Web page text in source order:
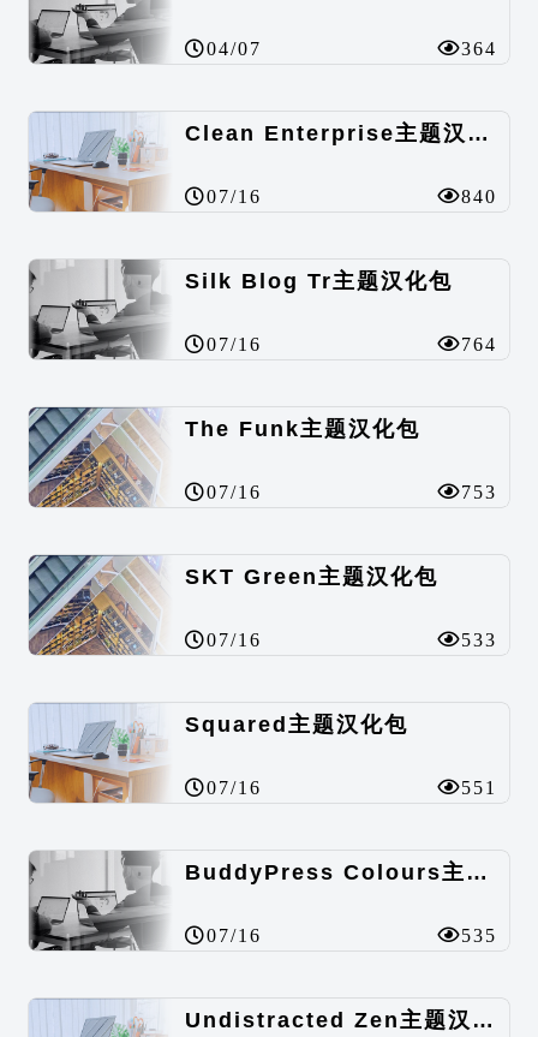
04/07 364
Clean Enterprise主题汉化包
07/16 840
Silk Blog Tr主题汉化包
07/16 764
The Funk主题汉化包
07/16 753
SKT Green主题汉化包
07/16 533
Squared主题汉化包
07/16 551
BuddyPress Colours主题汉化包
07/16 535
Undistracted Zen主题汉化包